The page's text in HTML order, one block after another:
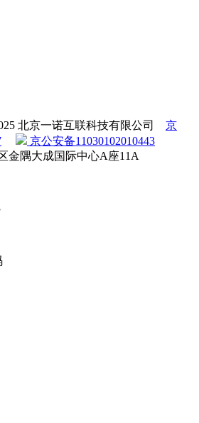
北京一诺互联科技有限公司 京
京公安备11030102010443
金隅大成国际中心A座11A